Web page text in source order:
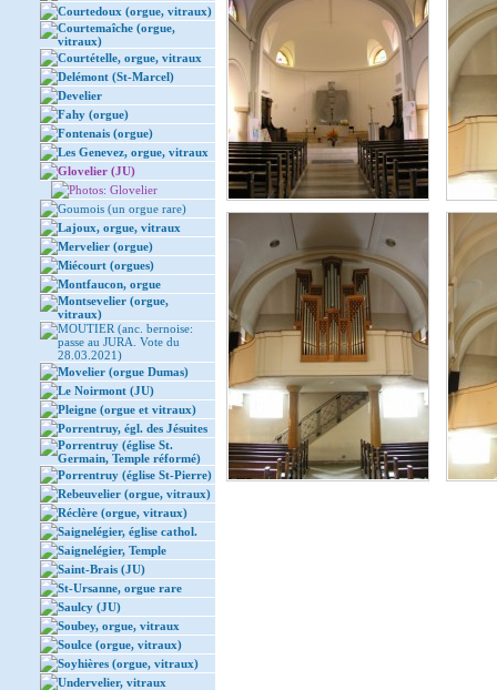
Courtedoux (orgue, vitraux)
Courtemaîche (orgue,
vitraux)
Courtételle, orgue, vitraux
Delémont (St-Marcel)
Develier
Fahy (orgue)
Fontenais (orgue)
Les Genevez, orgue, vitraux
Glovelier (JU)
Photos: Glovelier
Goumois (un orgue rare)
Lajoux, orgue, vitraux
Mervelier (orgue)
Miécourt (orgues)
Montfaucon, orgue
Montsevelier (orgue,
vitraux)
MOUTIER (anc. bernoise:
passe au JURA. Vote du
28.03.2021)
Movelier (orgue Dumas)
Le Noirmont (JU)
Pleigne (orgue et vitraux)
Porrentruy, égl. des Jésuites
Porrentruy (église St.
Germain, Temple réformé)
Porrentruy (église St-Pierre)
Rebeuvelier (orgue, vitraux)
Réclère (orgue, vitraux)
Saignelégier, église cathol.
Saignelégier, Temple
Saint-Brais (JU)
St-Ursanne, orgue rare
Saulcy (JU)
Soubey, orgue, vitraux
Soulce (orgue, vitraux)
Soyhières (orgue, vitraux)
Undervelier, vitraux